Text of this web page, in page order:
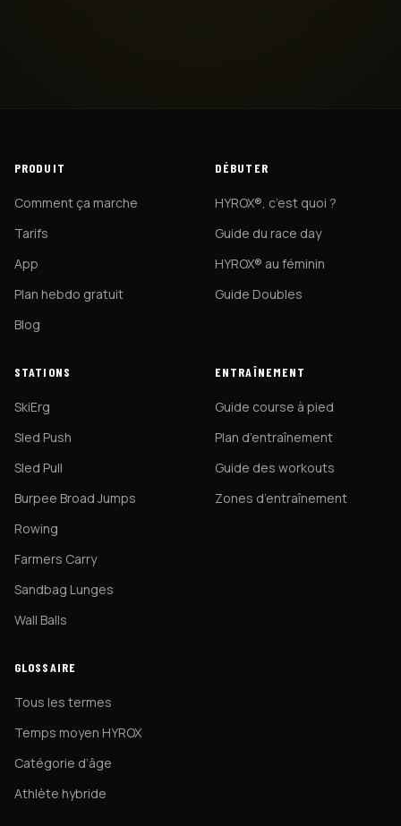
PRODUIT
Comment ça marche
Tarifs
App
Plan hebdo gratuit
Blog
DÉBUTER
HYROX®, c’est quoi ?
Guide du race day
HYROX® au féminin
Guide Doubles
STATIONS
SkiErg
Sled Push
Sled Pull
Burpee Broad Jumps
Rowing
Farmers Carry
Sandbag Lunges
Wall Balls
ENTRAÎNEMENT
Guide course à pied
Plan d’entraînement
Guide des workouts
Zones d’entraînement
GLOSSAIRE
Tous les termes
Temps moyen HYROX
Catégorie d’âge
Athlète hybride